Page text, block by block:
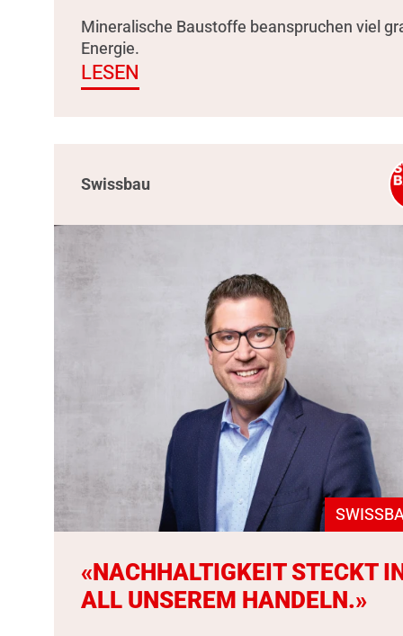
Mineralische Baustoffe beanspruchen viel
Energie.
LESEN
Swissbau
«NACHHALTIGKEIT STECKT
ALL UNSEREM HANDELN.»